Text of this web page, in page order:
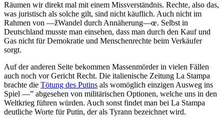
Räumen wir direkt mal mit einem Missverständnis. Rechte, also das,
was juristisch als solche gilt, sind nicht käuflich. Auch nicht im
Rahmen von —žWandel durch Annäherung—œ. Selbst in
Deutschland musste man einsehen, dass man durch den Kauf und
Gas nicht für Demokratie und Menschenrechte beim Verkäufer
sorgt.
Auf der anderen Seite bekommen Massenmörder in vielen Fällen
auch noch vor Gericht Recht. Die italienische Zeitung La Stampa
brachte die Tötung des Putins als womöglich einzigen Ausweg ins
Spiel —” abgesehen von militärischen Optionen, welche uns in den
Weltkrieg führen würden. Auch sonst findet man bei La Stampa
deutliche Worte für Putin, der als Tyrann bezeichnet wird.